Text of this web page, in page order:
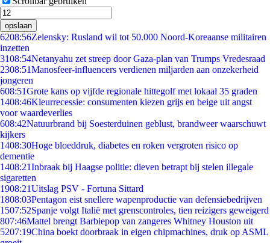
opslaan
6208:56Zelensky: Rusland wil tot 50.000 Noord-Koreaanse militairen
inzetten
3108:54Netanyahu zet streep door Gaza-plan van Trumps Vredesraad
2308:51Manosfeer-influencers verdienen miljarden aan onzekerheid
jongeren
608:51Grote kans op vijfde regionale hittegolf met lokaal 35 graden
1408:46Kleurrecessie: consumenten kiezen grijs en beige uit angst
voor waardeverlies
608:42Natuurbrand bij Soesterduinen geblust, brandweer waarschuwt
kijkers
1408:30Hoge bloeddruk, diabetes en roken vergroten risico op
dementie
1408:21Inbraak bij Haagse politie: dieven betrapt bij stelen illegale
sigaretten
1908:21Uitslag PSV - Fortuna Sittard
1808:03Pentagon eist snellere wapenproductie van defensiebedrijven
1507:52Spanje volgt Italië met grenscontroles, tien reizigers geweigerd
807:46Mattel brengt Barbiepop van zangeres Whitney Houston uit
5207:19China boekt doorbraak in eigen chipmachines, druk op ASML